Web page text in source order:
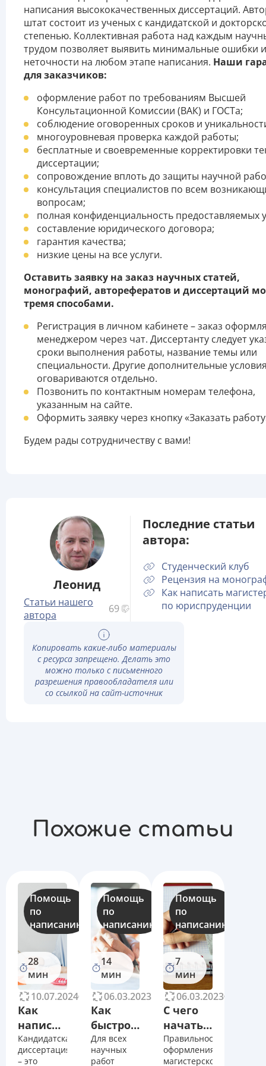
написания высококачественных диссертаций.
штат состоит из ученых с кандидатской и
степенью. Коллективная работа над каждым
трудом позволяет выявить минимальные ошибки и
неточности на любом этапе написания. Наши
для заказчиков:
оформление работ по требованиям Высшей
Консультационной Комиссии (ВАК) и ГОСТа;
соблюдение оговоренных сроков и
многоуровневая проверка каждой работы;
бесплатные и своевременные корректировки
диссертации;
сопровождение вплоть до защиты научной
консультация специалистов по всем
вопросам;
полная конфиденциальность предоставляемых
составление юридического договора;
гарантия качества;
низкие цены на все услуги.
Оставить заявку на заказ научных статей,
монографий, авторефератов и диссертаций
тремя способами.
Регистрация в личном кабинете – заказ
менеджером через чат. Диссертанту следует
сроки выполнения работы, название темы или
специальности. Другие дополнительные
оговариваются отдельно.
Позвонить по контактным номерам телефона,
указанным на сайте.
Оформить заявку через кнопку «Заказать
Будем рады сотрудничеству с вами!
Леонид
Статьи нашего
автора
69
Последние статьи
автора:
Студенческий клуб
Рецензия на
Как написать
по юриспруденции
Копировать какие-либо материалы
с ресурса запрещено. Делать это
можно только с письменного
разрешения правообладателя или
со ссылкой на сайт-источник
Похожие статьи
Помощь
по
написанию
28
мин
10.07.2024
16283
Как
написать
кандидатскую
диссертацию?
Кандидатская
диссертация
– это
Помощь
по
написанию
14
мин
06.03.2023
11481
Как
быстро
написать
диссертацию?
Для всех
научных
работ
Помощь
по
написанию
7
мин
06.03.2023
С чего
начать
писать
диссертацию?
Правильность
оформления
магистерской,